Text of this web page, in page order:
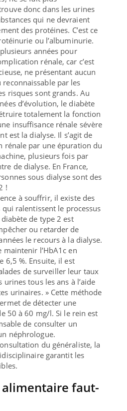
donc dans les urines
qui ne devraient
des protéines. C’est ce
ou l’albuminurie.
années pour
rénale, car c’est
ne présentant aucun
par les
risques sont grands. Au
d’évolution, le diabète
totalement la fonction
insuffisance rénale sévère
est la dialyse. Il s’agit de
rénale par une épuration du
plusieurs fois par
de dialyse. En France,
sous dialyse sont des
!
à souffrir, il existe des
ralentissent le processus
de type 2 est
ou retarder de
le recours à la dialyse.
maintenir l’HbA1c en
6,5 %. Ensuite, il est
de surveiller leur taux
tous les ans à l’aide
urinaires. » Cette méthode
de détecter une
50 à 60 mg/l. Si le rein est
de consulter un
néphrologue.
du généraliste, la
garantit les
faut-